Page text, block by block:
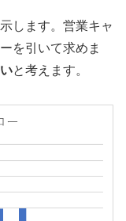
します。営業キャ
を引いて求めま
と考えます。